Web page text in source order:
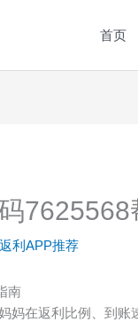
首页
返利APP推荐
南
在返利比例、到